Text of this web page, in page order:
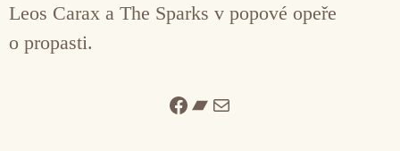
Leos Carax a The Sparks v popové opeře
o propasti.
Facebook
Bandcamp
Mail